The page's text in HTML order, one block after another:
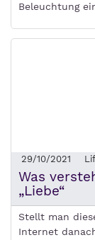
Beleuchtung
29/10/2021
Was
„Liebe“
Stellt man
Internet